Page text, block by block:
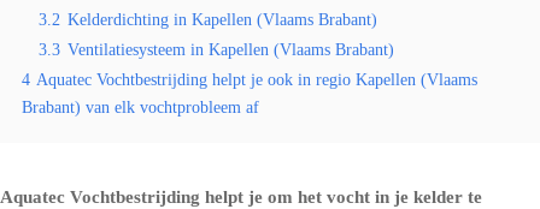
3.2 Kelderdichting in Kapellen (Vlaams Brabant)
3.3 Ventilatiesysteem in Kapellen (Vlaams Brabant)
4 Aquatec Vochtbestrijding helpt je ook in regio Kapellen (Vlaams
Brabant) van elk vochtprobleem af
Aquatec Vochtbestrijding helpt je om het vocht in je kelder te